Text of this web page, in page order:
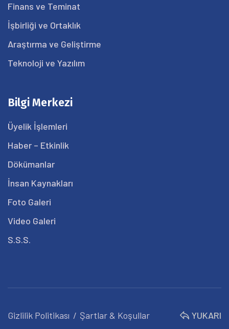
Finans ve Teminat
İşbirliği ve Ortaklık
Araştırma ve Geliştirme
Teknoloji ve Yazılım
Bilgi Merkezi
Üyelik İşlemleri
Haber – Etkinlik
Dökümanlar
İnsan Kaynakları
Foto Galeri
Video Galeri
S.S.S.
Gizlilik Politikası Şartlar & Koşullar YUKARI